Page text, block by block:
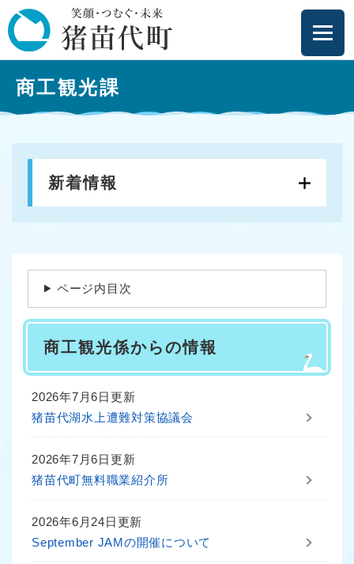
ー
ジ
の
メニューを飛ばして本文へ
商工観光課
新着情報
ページ内目次
商工観光係からの情報
2026年7月6日更新
猪苗代湖水上遭難対策協議会
2026年7月6日更新
猪苗代町無料職業紹介所
2026年6月24日更新
September JAMの開催について